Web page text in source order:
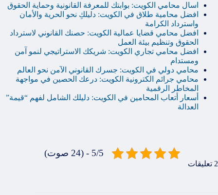
اسال محامي الكويت: بوابتك للمعرفة القانونية وحماية الحقوق
افضل محامية طلاق في الكويت: دليلكِ نحو الحرية والأمان
واسترداد الكرامة
افضل محامي قضايا عمالية الكويت: حصنك القانوني لاسترداد
الحقوق وتنظيم بيئة العمل
افضل محامي تجاري الكويت: شريكك الاستراتيجي لنمو آمن
ومستدام
محامي دولي في الكويت: جسرك القانوني الآمن نحو العالم
محامي جرائم الكترونية الكويت: درعك الحصين في مواجهة
المخاطر الرقمية
أسعار أتعاب المحامين في الكويت: دليلك الشامل لفهم “قيمة”
العدالة
5/5 - (24 صوت)
2 تعليقات